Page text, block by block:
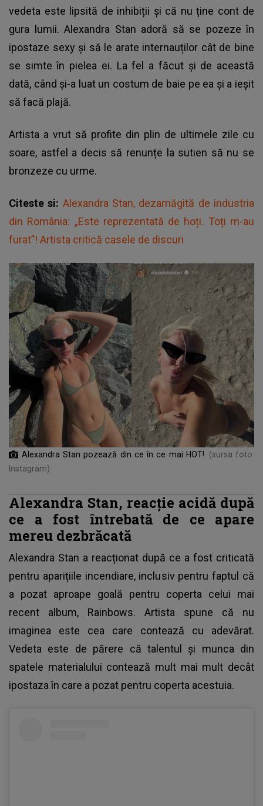
vedeta este lipsită de inhibiții și că nu ține cont de
gura lumii. Alexandra Stan adoră să se pozeze în
ipostaze sexy și să le arate internauților cât de bine
se simte în pielea ei. La fel a făcut și de această
dată, când și-a luat un costum de baie pe ea și a ieșit
să facă plajă.
Artista a vrut să profite din plin de ultimele zile cu
soare, astfel a decis să renunțe la sutien să nu se
bronzeze cu urme.
Citeste si: Alexandra Stan, dezamăgită de industria
din România: „Este reprezentată de hoți. Toți m-au
furat”! Artista critică casele de discuri
Alexandra Stan pozează din ce în ce mai HOT!
(sursa foto:
Instagram)
Alexandra Stan, reacție acidă după
ce a fost întrebată de ce apare
mereu dezbrăcată
Alexandra Stan a reacționat după ce a fost criticată
pentru aparițiile incendiare, inclusiv pentru faptul că
a pozat aproape goală pentru coperta celui mai
recent album, Rainbows. Artista spune că nu
imaginea este cea care contează cu adevărat.
Vedeta este de părere că talentul și munca din
spatele materialului contează mult mai mult decât
ipostaza în care a pozat pentru coperta acestuia.